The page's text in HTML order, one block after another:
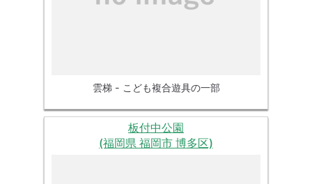
雲梯 - こども複合遊具の一部
板付中公園
(福岡県 福岡市 博多区)